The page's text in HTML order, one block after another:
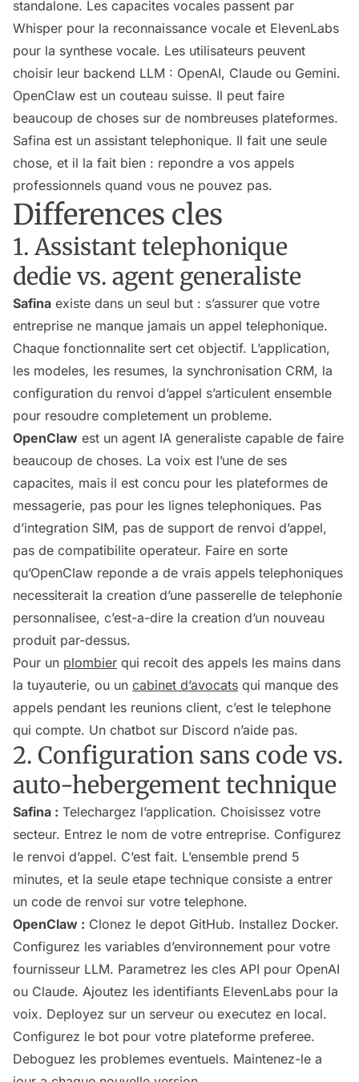
standalone. Les capacites vocales passent par
Whisper pour la reconnaissance vocale et ElevenLabs
pour la synthese vocale. Les utilisateurs peuvent
choisir leur backend LLM : OpenAI, Claude ou Gemini.
OpenClaw est un couteau suisse. Il peut faire
beaucoup de choses sur de nombreuses plateformes.
Safina est un assistant telephonique. Il fait une seule
chose, et il la fait bien : repondre a vos appels
professionnels quand vous ne pouvez pas.
Differences cles
1. Assistant telephonique
dedie vs. agent generaliste
Safina existe dans un seul but : s’assurer que votre
entreprise ne manque jamais un appel telephonique.
Chaque fonctionnalite sert cet objectif. L’application,
les modeles, les resumes, la synchronisation CRM, la
configuration du renvoi d’appel s’articulent ensemble
pour resoudre completement un probleme.
OpenClaw est un agent IA generaliste capable de faire
beaucoup de choses. La voix est l’une de ses
capacites, mais il est concu pour les plateformes de
messagerie, pas pour les lignes telephoniques. Pas
d’integration SIM, pas de support de renvoi d’appel,
pas de compatibilite operateur. Faire en sorte
qu’OpenClaw reponde a de vrais appels telephoniques
necessiterait la creation d’une passerelle de telephonie
personnalisee, c’est-a-dire la creation d’un nouveau
produit par-dessus.
Pour un plombier qui recoit des appels les mains dans
la tuyauterie, ou un cabinet d’avocats qui manque des
appels pendant les reunions client, c’est le telephone
qui compte. Un chatbot sur Discord n’aide pas.
2. Configuration sans code vs.
auto-hebergement technique
Safina : Telechargez l’application. Choisissez votre
secteur. Entrez le nom de votre entreprise. Configurez
le renvoi d’appel. C’est fait. L’ensemble prend 5
minutes, et la seule etape technique consiste a entrer
un code de renvoi sur votre telephone.
OpenClaw : Clonez le depot GitHub. Installez Docker.
Configurez les variables d’environnement pour votre
fournisseur LLM. Parametrez les cles API pour OpenAI
ou Claude. Ajoutez les identifiants ElevenLabs pour la
voix. Deployez sur un serveur ou executez en local.
Configurez le bot pour votre plateforme preferee.
Deboguez les problemes eventuels. Maintenez-le a